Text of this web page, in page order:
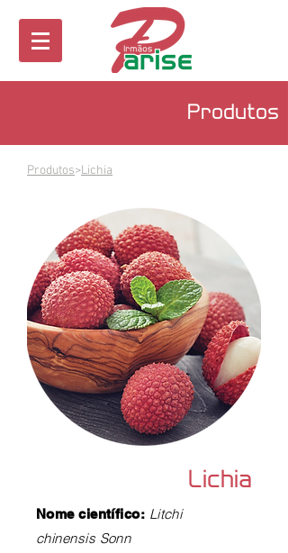
Produtos
Lichia
Nome científico: Litchi
chinensis Sonn
Produtos>Lichia